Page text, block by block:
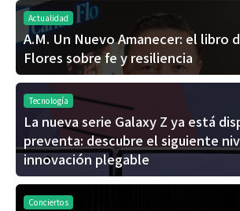
Actualidad
A.M. Un Nuevo Amanecer: el libro
Flores sobre fe y resiliencia
Tecnología
La nueva serie Galaxy Z ya está
preventa: descubre el siguiente
innovación plegable
Conciertos